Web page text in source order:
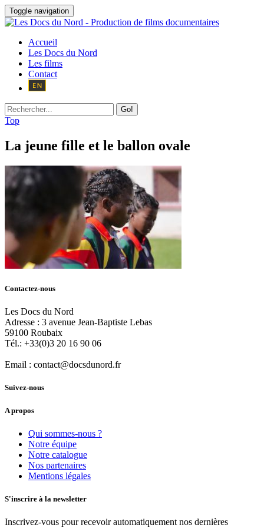
Toggle navigation
Accueil
Les Docs du Nord
Les films
Contact
Go!
Top
La jeune fille et le ballon ovale
Contactez-nous
Les Docs du Nord
Adresse : 3 avenue Jean-Baptiste Lebas
59100 Roubaix
Tél.: +33(0)3 20 16 90 06
Email : contact@docsdunord.fr
Suivez-nous
A propos
Qui sommes-nous ?
Notre équipe
Notre catalogue
Nos partenaires
Mentions légales
S'inscrire à la newsletter
Inscrivez-vous pour recevoir automatiquement nos dernières